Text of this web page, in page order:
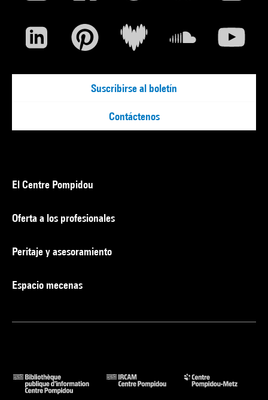
Suscribirse al boletín
Contáctenos
El Centre Pompidou
Oferta a los profesionales
Peritaje y asesoramiento
Espacio mecenas